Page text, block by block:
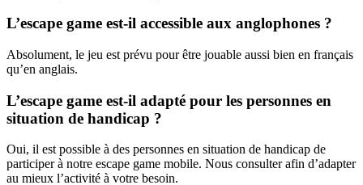
L’escape game est-il accessible aux anglophones ?
Absolument, le jeu est prévu pour être jouable aussi bien en français
qu’en anglais.
L’escape game est-il adapté pour les personnes en
situation de handicap ?
Oui, il est possible à des personnes en situation de handicap de
participer à notre escape game mobile. Nous consulter afin d’adapter
au mieux l’activité à votre besoin.